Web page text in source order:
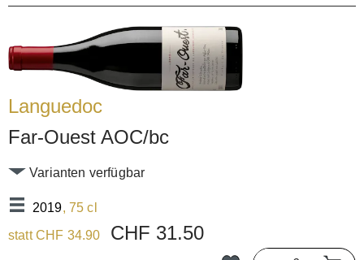
Languedoc
Far-Ouest AOC/bc
2019, 75 cl
Varianten verfügbar
statt CHF 34.90 CHF 31.50